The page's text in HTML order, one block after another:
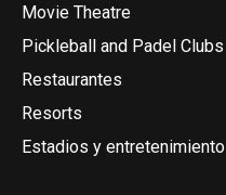
Movie Theatre
Pickleball and Padel Clubs
Restaurantes
Resorts
Estadios y entretenimiento